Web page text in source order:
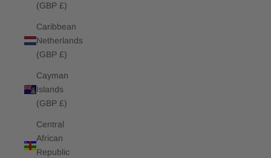
(GBP £)
Caribbean
Netherlands
(GBP £)
Cayman
Islands
(GBP £)
Central
African
Republic